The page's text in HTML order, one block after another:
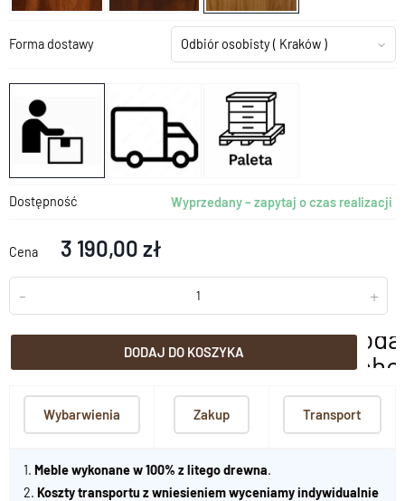
Forma dostawy Odbiór osobisty( Kraków )
Dostępność Wyprzedany – zapytaj o czas realizacji
Cena 3 190,00 zł
- +
DODAJ DO KOSZYKA
Wybarwienia Zakup Transport
1. Meble wykonane w 100% z litego drewna.
2. Koszty transportu z wniesieniem wyceniamy indywidualnie